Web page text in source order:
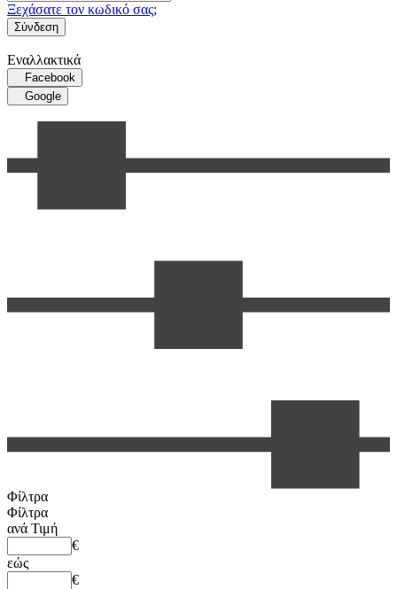
Ξεχάσατε τον κωδικό σας;
Σύνδεση
Εναλλακτικά
Facebook
Google
Φίλτρα
Φίλτρα
ανά Τιμή
€
εώς
€